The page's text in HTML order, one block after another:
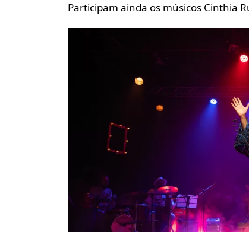
Participam ainda os músicos Cinthia